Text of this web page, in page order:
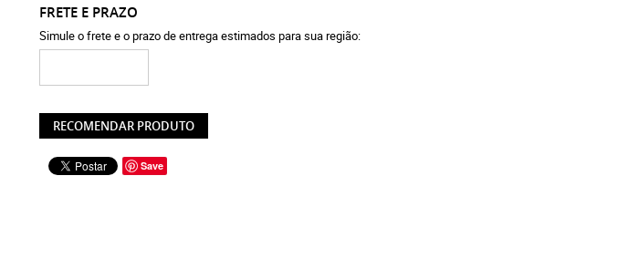
FRETE E PRAZO
Simule o frete e o prazo de entrega estimados para sua região:
RECOMENDAR PRODUTO
Save